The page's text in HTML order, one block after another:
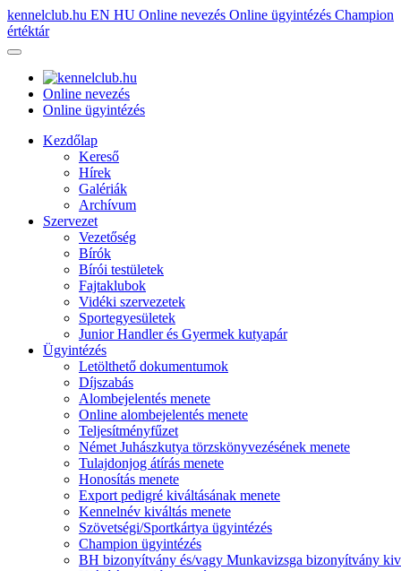
kennelclub.hu EN HU Online nevezés Online ügyintézés Champion
értéktár
Online nevezés
Online ügyintézés
Kezdőlap
Kereső
Hírek
Galériák
Archívum
Szervezet
Vezetőség
Bírók
Bírói testületek
Fajtaklubok
Vidéki szervezetek
Sportegyesületek
Junior Handler és Gyermek kutyapár
Ügyintézés
Letölthető dokumentumok
Díjszabás
Alombejelentés menete
Online alombejelentés menete
Teljesítményfűzet
Német Juhászkutya törzskönyvezésének menete
Tulajdonjog átírás menete
Honosítás menete
Export pedigré kiváltásának menete
Kennelnév kiváltás menete
Szövetségi/Sportkártya ügyintézés
Champion ügyintézés
BH bizonyítvány és/vagy Munkavizsga bizonyítvány